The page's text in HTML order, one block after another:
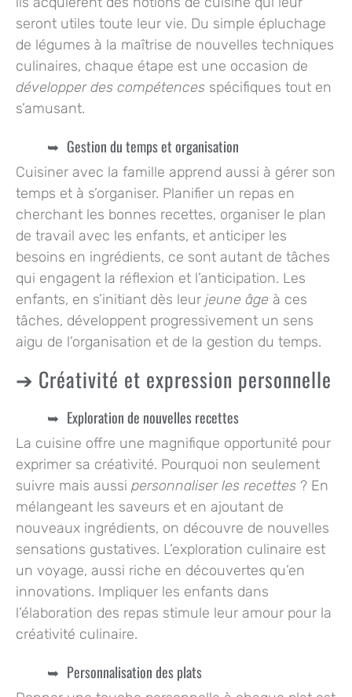
seront utiles toute leur vie. Du simple épluchage
de légumes à la maîtrise de nouvelles techniques
culinaires, chaque étape est une occasion de
développer des compétences spécifiques tout en
s’amusant.
Gestion du temps et organisation
Cuisiner avec la famille apprend aussi à gérer son
temps et à s’organiser. Planifier un repas en
cherchant les bonnes recettes, organiser le plan
de travail avec les enfants, et anticiper les
besoins en ingrédients, ce sont autant de tâches
qui engagent la réflexion et l’anticipation. Les
enfants, en s’initiant dès leur jeune âge à ces
tâches, développent progressivement un sens
aigu de l’organisation et de la gestion du temps.
Créativité et expression personnelle
Exploration de nouvelles recettes
La cuisine offre une magnifique opportunité pour
exprimer sa créativité. Pourquoi non seulement
suivre mais aussi personnaliser les recettes ? En
mélangeant les saveurs et en ajoutant de
nouveaux ingrédients, on découvre de nouvelles
sensations gustatives. L’exploration culinaire est
un voyage, aussi riche en découvertes qu’en
innovations. Impliquer les enfants dans
l’élaboration des repas stimule leur amour pour la
créativité culinaire.
Personnalisation des plats